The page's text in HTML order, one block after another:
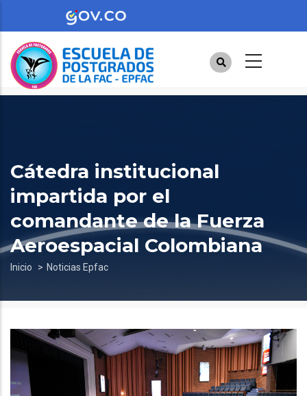
contenido
principal
Cátedra institucional
impartida por el
comandante de la Fuerza
Aeroespacial Colombiana
Sobrescribir
ayuda
a
la
Inicio Noticias Epfac